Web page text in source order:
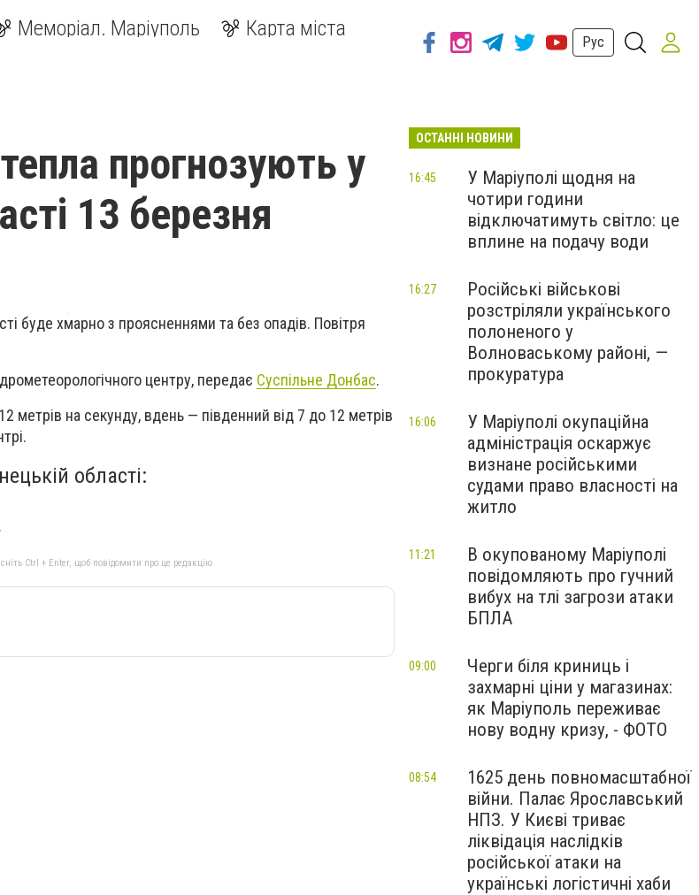
Меморіал. Маріуполь Карта міста
Рус
прогнозують у
13 березня
буде хмарно з проясненнями та без опадів. Повітря
центру, передає Суспільне Донбас.
метрів на секунду, вдень — південний від 7 до 12 метрів
області:
Ctrl + Enter, щоб повідомити про це редакцію
ОСТАННІ НОВИНИ
У Маріуполі щодня на
чотири години
відключатимуть світло: це
вплине на подачу води
16:45
Російські військові
розстріляли українського
полоненого у
Волноваському районі, —
прокуратура
16:27
У Маріуполі окупаційна
адміністрація оскаржує
визнане російськими
судами право власності на
житло
16:06
В окупованому Маріуполі
повідомляють про гучний
вибух на тлі загрози атаки
БПЛА
11:21
Черги біля криниць і
захмарні ціни у магазинах:
як Маріуполь переживає
нову водну кризу, - ФОТО
09:00
1625 день повномасштабної
війни. Палає Ярославський
НПЗ. У Києві триває
ліквідація наслідків
російської атаки на
українські логістичні хаби
08:54